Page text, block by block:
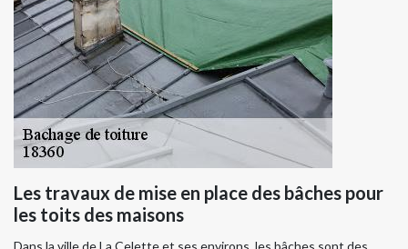
Les travaux de mise en place des bâches pour
les toits des maisons